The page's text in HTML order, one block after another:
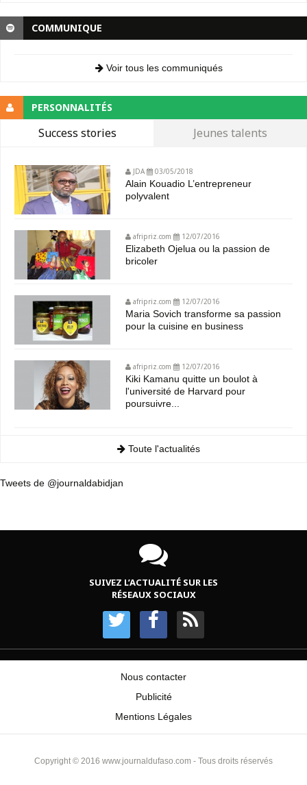
COMMUNIQUE
Voir tous les communiqués
PERSONNALITÉS
Success stories Jeunes talents
JDA 03/05/2018
Alain Kouadio L’entrepreneur
polyvalent
afripriz.com 12/07/2016
Elizabeth Ojelua ou la passion de
bricoler
afripriz.com 12/07/2016
Maria Sovich transforme sa passion
pour la cuisine en business
afripriz.com 12/07/2016
Kiki Kamanu quitte un boulot à
l'université de Harvard pour
poursuivre...
Toute l'actualités
Tweets de @journaldabidjan
SUIVEZ L’ACTUALITÉ SUR LES
RÉSEAUX SOCIAUX
Nous contacter
Publicité
Mentions Légales
Copyright © 2016 www.journaldufaso.com - Tous droits réservés